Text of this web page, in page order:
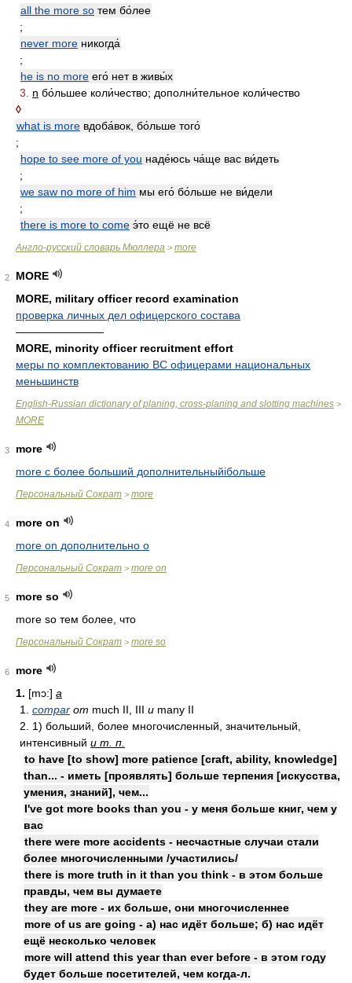
all the more so тем бо́лее
;
never more никогда́
;
he is no more его́ нет в живы́х
3.
n бо́льшее коли́чество; дополни́тельное коли́чество
◊
what is more вдоба́вок, бо́льше того́
;
hope to see more of you наде́юсь ча́ще вас ви́деть
;
we saw no more of him мы его́ бо́льше не ви́дели
;
there is more to come э́то ещё не всё
Англо-русский словарь Мюллера > more
2
MORE
MORE, military officer record examination
проверка личных дел офицерского состава
————————
MORE, minority officer recruitment effort
меры по комплектованию ВС офицерами национальных
меньшинств
English-Russian dictionary of planing, cross-planing and slotting machines >
MORE
3
more
more c более больший дополнительныйiбольше
Персональный Сократ > more
4
more on
more on дополнительно о
Персональный Сократ > more on
5
more so
more so тем более, что
Персональный Сократ > more so
6
more
1. [mɔ:] a
1. compar от much II, III и many II
2. 1) больший, более многочисленный, значительный,
интенсивный и т. п.
to have [to show] more patience [craft, ability, knowledge]
than... - иметь [проявлять] больше терпения [искусства,
умения, знаний], чем...
I've got more books than you - у меня больше книг, чем у
вас
there were more accidents - несчастные случаи стали
более многочисленными /участились/
there is more truth in it than you think - в этом больше
правды, чем вы думаете
they are more - их больше, они многочисленнее
more of us are going - а) нас идёт больше; б) нас идёт
ещё несколько человек
more will attend this year than ever before - в этом году
будет больше посетителей, чем когда-л.